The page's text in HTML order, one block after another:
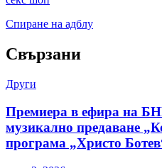
Спиране на адблу
Свързани
Други
Премиера в ефира на
музикално предаване
програма „Христо